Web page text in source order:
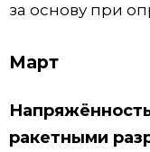
за основу при
Март
ракетными